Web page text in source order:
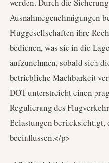
werden. Durch die
Ausnahmegenehmigungen
Fluggesellschaften ihre
bedienen, was sie in die
aufzunehmen, sobald sich
betriebliche Machbarkeit
DOT unterstreicht einen
Regulierung des
Belastungen
beeinflussen.</p>